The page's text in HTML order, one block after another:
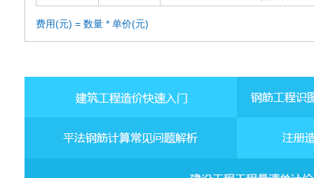
费用(元) = 数量 * 单价(元)